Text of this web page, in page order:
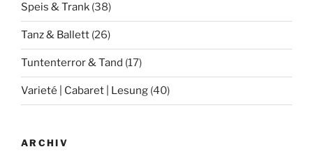
Speis & Trank (38)
Tanz & Ballett (26)
Tuntenterror & Tand (17)
Varieté | Cabaret | Lesung (40)
ARCHIV